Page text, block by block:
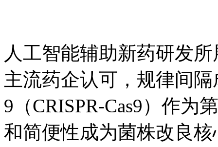
人工智能辅助新药研发
主流药企认可，规律间
9（CRISPR-Cas9）作为
和简便性成为菌株改良